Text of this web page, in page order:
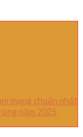
mạng chuẩn nhất
năm 2025